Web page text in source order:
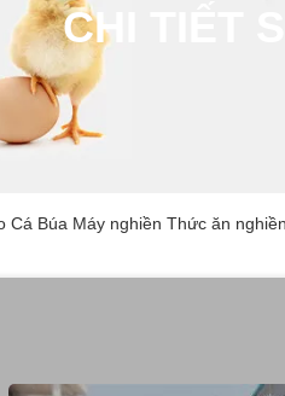
CHI TIẾT
Búa Máy nghiền Thức ăn nghiền